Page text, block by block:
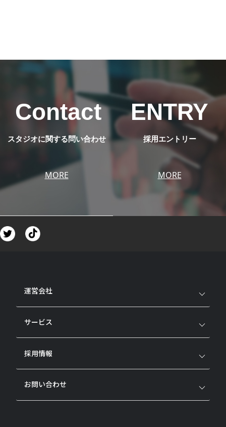
Contact
スタジオに関する問い合わせ
MORE
ENTRY
採用エントリー
MORE
運営会社
サービス
採用情報
お問い合わせ